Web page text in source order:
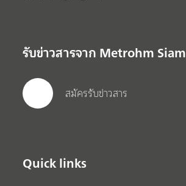
รับข่าวสารจาก Metrohm Siam
สมัครรับข่าวสาร
Quick links